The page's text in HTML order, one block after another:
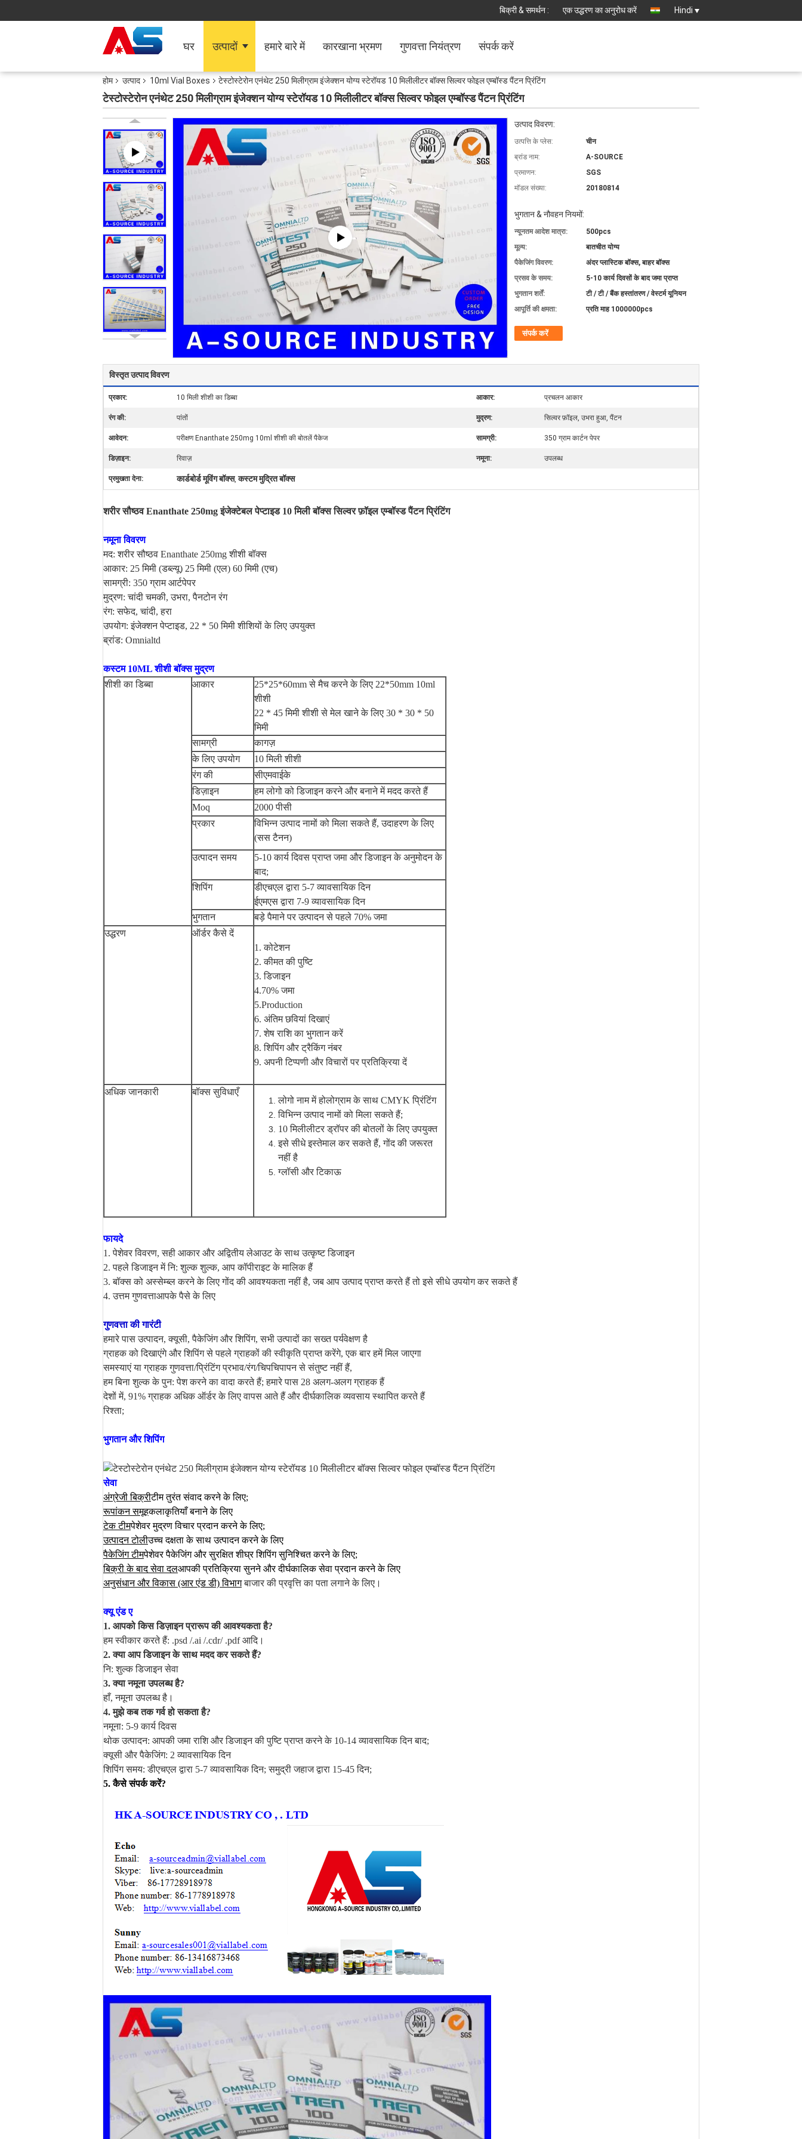
बिक्री & समर्थन : एक उद्धरण का अनुरोध करें Hindi
घर उत्पादों हमारे बारे में कारखाना भ्रमण गुणवत्ता नियंत्रण संपर्क करें
होम उत्पाद 10ml Vial Boxes टेस्टोस्टेरोन एनंथेट 250 मिलीग्राम इंजेक्शन योग्य स्टेरॉयड 10 मिलीलीटर बॉक्स सिल्वर फोइल एम्बॉस्ड पैंटन प्रिंटिंग
टेस्टोस्टेरोन एनंथेट 250 मिलीग्राम इंजेक्शन योग्य स्टेरॉयड 10 मिलीलीटर बॉक्स सिल्वर फोइल एम्बॉस्ड पैंटन प्रिंटिंग
उत्पाद विवरण:
उत्पत्ति के प्लेस:
चीन
ब्रांड नाम:
A-SOURCE
प्रमाणन:
SGS
मॉडल संख्या:
20180814
भुगतान & नौवहन नियमों:
न्यूनतम आदेश मात्रा:
500pcs
मूल्य:
बातचीत योग्य
पैकेजिंग विवरण:
अंदर प्लास्टिक बॉक्स, बाहर बॉक्स
प्रसव के समय:
5-10 कार्य दिवसों के बाद जमा प्राप्त
भुगतान शर्तें:
टी / टी / बैंक हस्तांतरण / वेस्टर्म यूनियन
आपूर्ति की क्षमता:
प्रति माह 1000000pcs
संपर्क करें
विस्तृत उत्पाद विवरण
प्रकार: 10 मिली शीशी का डिब्बा आकार: प्रचलन आकार
रंग की: पांतों मुद्रण: सिल्वर फ़ॉइल, उभरा हुआ, पैंटन
आवेदन: परीक्षण Enanthate 250mg 10ml शीशी की बोतलें पैकेज सामग्री: 350 ग्राम कार्टन पेपर
डिज़ाइन: रिवाज़ नमूना: उपलब्ध
प्रमुखता देना: कार्डबोर्ड मूविंग बॉक्स,कस्टम मुद्रित बॉक्स
शरीर सौष्ठव Enanthate 250mg इंजेक्टेबल पेप्टाइड 10 मिली बॉक्स सिल्वर फ़ॉइल एम्बॉस्ड पैंटन प्रिंटिंग
नमूना विवरण
मद: शरीर सौष्ठव Enanthate 250mg शीशी बॉक्स
आकार: 25 मिमी (डब्ल्यू) 25 मिमी (एल) 60 मिमी (एच)
सामग्री: 350 ग्राम आर्टपेपर
मुद्रण: चांदी चमकी, उभरा, पैनटोन रंग
रंग: सफेद, चांदी, हरा
उपयोग: इंजेक्शन पेप्टाइड, 22 * ​​50 मिमी शीशियों के लिए उपयुक्त
ब्रांड: Omnialtd
कस्टम 10ML शीशी बॉक्स मुद्रण
शीशी का डिब्बा
आकार
25*25*60mm से मैच करने के लिए 22*50mm 10ml
शीशी
22 * 45 मिमी शीशी से मेल खाने के लिए 30 * 30 * 50
मिमी
सामग्री
कागज़
के लिए उपयोग
10 मिली शीशी
रंग की
सीएमवाईके
डिज़ाइन
हम लोगो को डिजाइन करने और बनाने में मदद करते हैं
Moq
2000 पीसी
प्रकार
विभिन्न उत्पाद नामों को मिला सकते हैं, उदाहरण के लिए
(सस टैनन)
उत्पादन समय
5-10 कार्य दिवस प्राप्त जमा और डिजाइन के अनुमोदन के
बाद;
शिपिंग
डीएचएल द्वारा 5-7 व्यावसायिक दिन
ईएमएस द्वारा 7-9 व्यावसायिक दिन
भुगतान
बड़े पैमाने पर उत्पादन से पहले 70% जमा
उद्धरण
ऑर्डर कैसे दें
1. कोटेशन
2. कीमत की पुष्टि
3. डिजाइन
4.70% जमा
5.Production
6. अंतिम छवियां दिखाएं
7. शेष राशि का भुगतान करें
8. शिपिंग और ट्रैकिंग नंबर
9. अपनी टिप्पणी और विचारों पर प्रतिक्रिया दें
अधिक जानकारी
बॉक्स सुविधाएँ
लोगो नाम में होलोग्राम के साथ CMYK प्रिंटिंग
विभिन्न उत्पाद नामों को मिला सकते हैं;
10 मिलीलीटर ड्रॉपर की बोतलों के लिए उपयुक्त
इसे सीधे इस्तेमाल कर सकते हैं, गोंद की जरूरत
नहीं है
ग्लॉसी और टिकाऊ
फायदे
1. पेशेवर विवरण, सही आकार और अद्वितीय लेआउट के साथ उत्कृष्ट डिजाइन
2. पहले डिजाइन में नि: शुल्क शुल्क, आप कॉपीराइट के मालिक हैं
3. बॉक्स को अस्सेम्ब्ल करने के लिए गोंद की आवश्यकता नहीं है, जब आप उत्पाद प्राप्त करते हैं तो इसे सीधे उपयोग कर सकते हैं
4. उत्तम गुणवत्ताआपके पैसे के लिए
गुणवत्ता की गारंटी
हमारे पास उत्पादन, क्यूसी, पैकेजिंग और शिपिंग, सभी उत्पादों का सख्त पर्यवेक्षण है
ग्राहक को दिखाएंगे और शिपिंग से पहले ग्राहकों की स्वीकृति प्राप्त करेंगे, एक बार हमें मिल जाएगा
समस्याएं या ग्राहक गुणवत्ता/प्रिंटिंग प्रभाव/रंग/चिपचिपापन से संतुष्ट नहीं हैं,
हम बिना शुल्क के पुन: पेश करने का वादा करते हैं; हमारे पास 28 अलग-अलग ग्राहक हैं
देशों में, 91% ग्राहक अधिक ऑर्डर के लिए वापस आते हैं और दीर्घकालिक व्यवसाय स्थापित करते हैं
रिश्ता;
भुगतान और शिपिंग
सेवा
अंग्रेजी बिक्रीटीम तुरंत संवाद करने के लिए;
रूपांकन समूहकलाकृतियाँ बनाने के लिए
टेक टीमपेशेवर मुद्रण विचार प्रदान करने के लिए;
उत्पादन टोलीउच्च दक्षता के साथ उत्पादन करने के लिए
पैकेजिंग टीमपेशेवर पैकेजिंग और सुरक्षित शीघ्र शिपिंग सुनिश्चित करने के लिए;
बिक्री के बाद सेवा दलआपकी प्रतिक्रिया सुनने और दीर्घकालिक सेवा प्रदान करने के लिए
अनुसंधान और विकास (आर एंड डी) विभाग बाजार की प्रवृत्ति का पता लगाने के लिए।
क्यू एंड ए
1. आपको किस डिज़ाइन प्रारूप की आवश्यकता है?
हम स्वीकार करते हैं: .psd /.ai /.cdr/ .pdf आदि।
2. क्या आप डिजाइन के साथ मदद कर सकते हैं?
नि: शुल्क डिजाइन सेवा
3. क्या नमूना उपलब्ध है?
हाँ, नमूना उपलब्ध है।
4. मुझे कब तक गर्व हो सकता है?
नमूना: 5-9 कार्य दिवस
थोक उत्पादन: आपकी जमा राशि और डिजाइन की पुष्टि प्राप्त करने के 10-14 व्यावसायिक दिन बाद;
क्यूसी और पैकेजिंग: 2 व्यावसायिक दिन
शिपिंग समय: डीएचएल द्वारा 5-7 व्यावसायिक दिन; समुद्री जहाज द्वारा 15-45 दिन;
5. कैसे संपर्क करें?